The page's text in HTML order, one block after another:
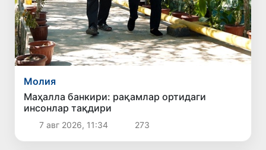
Молия
Маҳалла банкири: рақамлар ортидаги
инсонлар тақдири
7 авг 2026, 11:34 273